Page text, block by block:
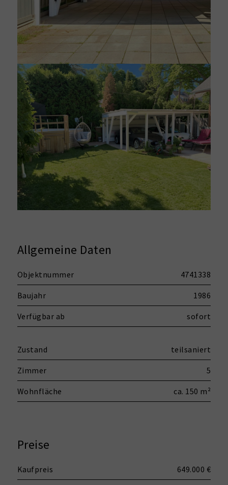
Allgemeine Daten
Objektnummer 4741338
Baujahr 1986
Verfügbar ab sofort
Zustand teilsaniert
Zimmer 5
Wohnfläche ca. 150 m²
Preise
Kaufpreis 649.000 €